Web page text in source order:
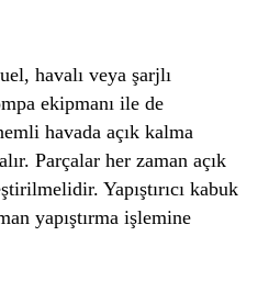
havalı veya şarjlı
ekipmanı ile de
havada açık kalma
Parçalar her zaman açık
Yapıştırıcı kabuk
yapıştırma işlemine